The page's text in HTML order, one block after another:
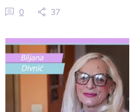
0 37